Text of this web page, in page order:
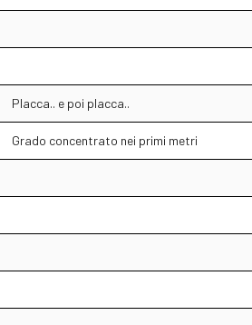
Placca.. e poi placca..
Grado concentrato nei primi metri